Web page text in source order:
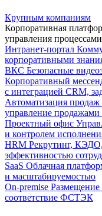
Крупным компаниям
Корпоративная
управления
Интранет-портал
корпоративными
ВКС Безопасные
Корпоративный
с интеграцией CRM,
Автоматизация продаж
управление продажами
Проектный офис
и контролем
HRM Рекрутинг,
эффективностью
SaaS Облачная
и масштабируемостью
On-premise
соответствие ФСТЭК